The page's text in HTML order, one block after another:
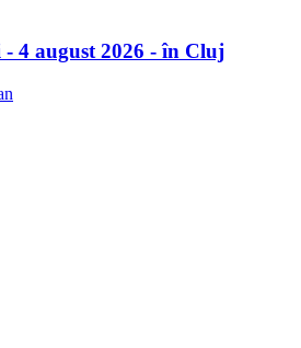
4 august 2026 - în Cluj